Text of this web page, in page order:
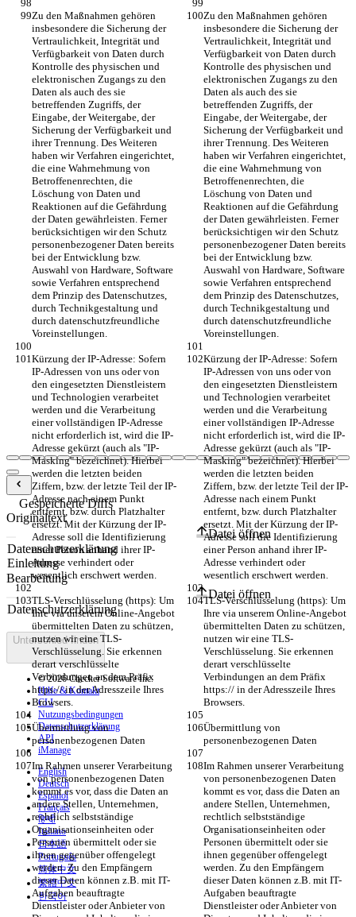
Zu den Maßnahmen gehören
insbesondere die Sicherung der
Vertraulichkeit, Integrität und
Verfügbarkeit von Daten durch
Kontrolle des physischen und
elektronischen Zugangs zu den
Daten als auch des sie
betreffenden Zugriffs, der
Eingabe, der Weitergabe, der
Sicherung der Verfügbarkeit und
ihrer Trennung. Des Weiteren
haben wir Verfahren eingerichtet,
die eine Wahrnehmung von
Betroffenenrechten, die
Löschung von Daten und
Reaktionen auf die Gefährdung
der Daten gewährleisten. Ferner
berücksichtigen wir den Schutz
personenbezogener Daten bereits
bei der Entwicklung bzw.
Auswahl von Hardware, Software
sowie Verfahren entsprechend
dem Prinzip des Datenschutzes,
durch Technikgestaltung und
durch datenschutzfreundliche
Voreinstellungen.
Zu den Maßnahmen gehören
insbesondere die Sicherung der
Vertraulichkeit, Integrität und
Verfügbarkeit von Daten durch
Kontrolle des physischen und
elektronischen Zugangs zu den
Daten als auch des sie
betreffenden Zugriffs, der
Eingabe, der Weitergabe, der
Sicherung der Verfügbarkeit und
ihrer Trennung. Des Weiteren
haben wir Verfahren eingerichtet,
die eine Wahrnehmung von
Betroffenenrechten, die
Löschung von Daten und
Reaktionen auf die Gefährdung
der Daten gewährleisten. Ferner
berücksichtigen wir den Schutz
personenbezogener Daten bereits
bei der Entwicklung bzw.
Auswahl von Hardware, Software
sowie Verfahren entsprechend
dem Prinzip des Datenschutzes,
durch Technikgestaltung und
durch datenschutzfreundliche
Voreinstellungen.
Kürzung der IP-Adresse: Sofern
IP-Adressen von uns oder von
den eingesetzten Dienstleistern
und Technologien verarbeitet
werden und die Verarbeitung
einer vollständigen IP-Adresse
nicht erforderlich ist, wird die IP-
Adresse gekürzt (auch als "IP-
Masking" bezeichnet). Hierbei
werden die letzten beiden
Ziffern, bzw. der letzte Teil der IP-
Adresse nach einem Punkt
entfernt, bzw. durch Platzhalter
ersetzt. Mit der Kürzung der IP-
Adresse soll die Identifizierung
einer Person anhand ihrer IP-
Adresse verhindert oder
wesentlich erschwert werden.
Kürzung der IP-Adresse: Sofern
IP-Adressen von uns oder von
den eingesetzten Dienstleistern
und Technologien verarbeitet
werden und die Verarbeitung
einer vollständigen IP-Adresse
nicht erforderlich ist, wird die IP-
Adresse gekürzt (auch als "IP-
Masking" bezeichnet). Hierbei
werden die letzten beiden
Ziffern, bzw. der letzte Teil der IP-
Adresse nach einem Punkt
entfernt, bzw. durch Platzhalter
ersetzt. Mit der Kürzung der IP-
Adresse soll die Identifizierung
einer Person anhand ihrer IP-
Adresse verhindert oder
wesentlich erschwert werden.
TLS-Verschlüsselung (https): Um
Ihre via unserem Online-Angebot
übermittelten Daten zu schützen,
nutzen wir eine TLS-
Verschlüsselung. Sie erkennen
derart verschlüsselte
Verbindungen an dem Präfix
https:// in der Adresszeile Ihres
Browsers.
TLS-Verschlüsselung (https): Um
Ihre via unserem Online-Angebot
übermittelten Daten zu schützen,
nutzen wir eine TLS-
Verschlüsselung. Sie erkennen
derart verschlüsselte
Verbindungen an dem Präfix
https:// in der Adresszeile Ihres
Browsers.
Übermittlung von
personenbezogenen Daten
Übermittlung von
personenbezogenen Daten
Im Rahmen unserer Verarbeitung
von personenbezogenen Daten
kommt es vor, dass die Daten an
andere Stellen, Unternehmen,
rechtlich selbstständige
Organisationseinheiten oder
Personen übermittelt oder sie
ihnen gegenüber offengelegt
werden. Zu den Empfängern
dieser Daten können z.B. mit IT-
Aufgaben beauftragte
Dienstleister oder Anbieter von
Im Rahmen unserer Verarbeitung
von personenbezogenen Daten
kommt es vor, dass die Daten an
andere Stellen, Unternehmen,
rechtlich selbstständige
Organisationseinheiten oder
Personen übermittelt oder sie
ihnen gegenüber offengelegt
werden. Zu den Empfängern
dieser Daten können z.B. mit IT-
Aufgaben beauftragte
Dienstleister oder Anbieter von
Gespeicherte Diffs
Originaltext
Datei öffnen
Bearbeitung
Datei öffnen
Unterschied finden
© 2026 Checker Software Inc.
Hilfe & Kontakt
CLI
Nutzungsbedingungen
Datenschutzerklärung
API
iManage
English
Deutsch
Español
Français
हिन्दी
Italiano
日本語
Português
简体中文
繁體中文
한국어